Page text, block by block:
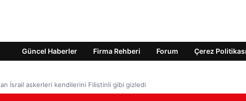
Güncel Haberler Firma Rehberi Forum Çerez Politikası
İsrail askerleri kendilerini Filistinli gibi gizledi